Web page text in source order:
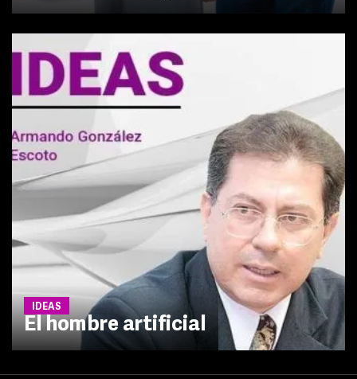
IDEAS
El hombre artificial